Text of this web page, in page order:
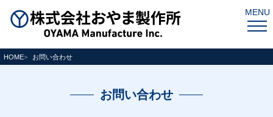
MENU
HOME お問い合わせ
お問い合わせ